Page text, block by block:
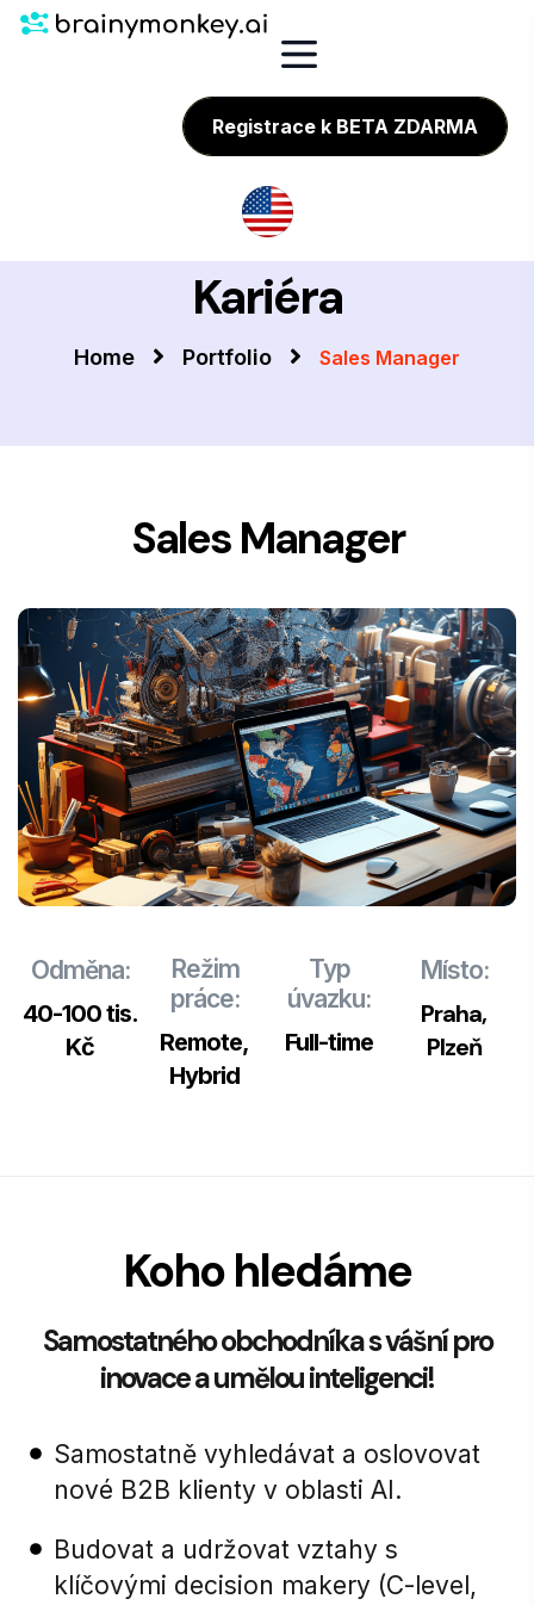
Registrace k BETA ZDARMA
Kariéra
Home Portfolio Sales Manager
Sales Manager
Odměna:
40-100 tis.
Kč
Režim
práce:
Remote,
Hybrid
Typ
úvazku:
Full-time
Místo:
Praha,
Plzeň
Koho hledáme
Samostatného obchodníka s vášní pro
inovace a umělou inteligenci!
Samostatně vyhledávat a oslovovat
nové B2B klienty v oblasti AI.
Budovat a udržovat vztahy s
klíčovými decision makery (C-level,